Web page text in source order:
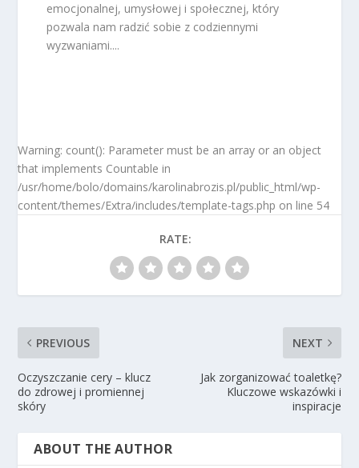
emocjonalnej, umysłowej i społecznej, który
pozwala nam radzić sobie z codziennymi
wyzwaniami....
Warning: count(): Parameter must be an array or an object
that implements Countable in
/usr/home/bolo/domains/karolinabrozis.pl/public_html/wp-
content/themes/Extra/includes/template-tags.php on line 54
RATE:
PREVIOUS
Oczyszczanie cery – klucz
do zdrowej i promiennej
skóry
NEXT
Jak zorganizować toaletkę?
Kluczowe wskazówki i
inspiracje
ABOUT THE AUTHOR